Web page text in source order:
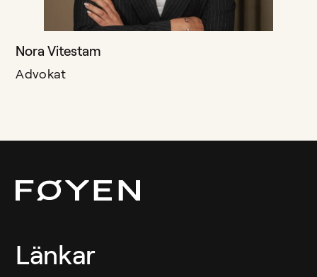
Nora Vitestam
Advokat
Länkar